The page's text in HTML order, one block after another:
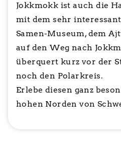
Jokkmokk ist auch die
mit dem sehr
Samen-Museum, dem
auf den Weg nach
überquert kurz vor der
noch den Polarkreis.
Erlebe diesen ganz
hohen Norden von